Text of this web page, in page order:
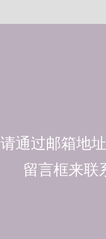
请通过邮箱地
留言框来联